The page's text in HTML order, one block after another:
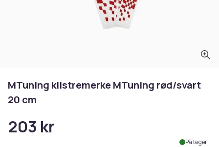
MTuning klistremerke MTuning rød/svart
20 cm
203 kr
På lager